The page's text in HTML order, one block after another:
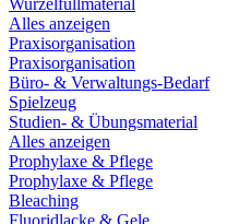
Wurzelfüllmaterial
Alles anzeigen
Praxisorganisation
Praxisorganisation
Büro- & Verwaltungs-Bedarf
Spielzeug
Studien- & Übungsmaterial
Alles anzeigen
Prophylaxe & Pflege
Prophylaxe & Pflege
Bleaching
Fluoridlacke & Gele